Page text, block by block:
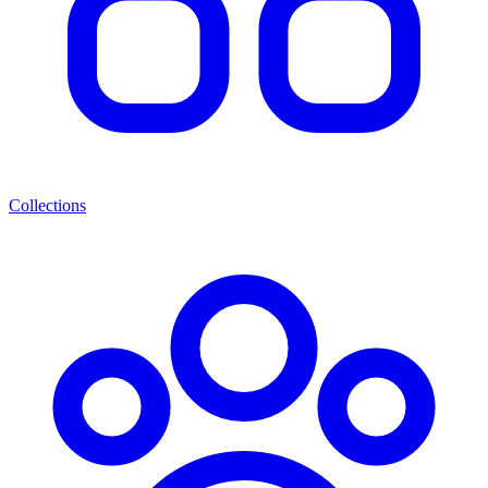
Collections